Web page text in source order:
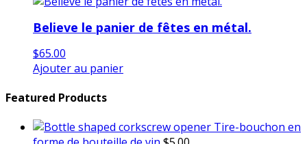
Believe le panier de fêtes en métal.
$65.00
Ajouter au panier
Featured Products
Tire-bouchon en